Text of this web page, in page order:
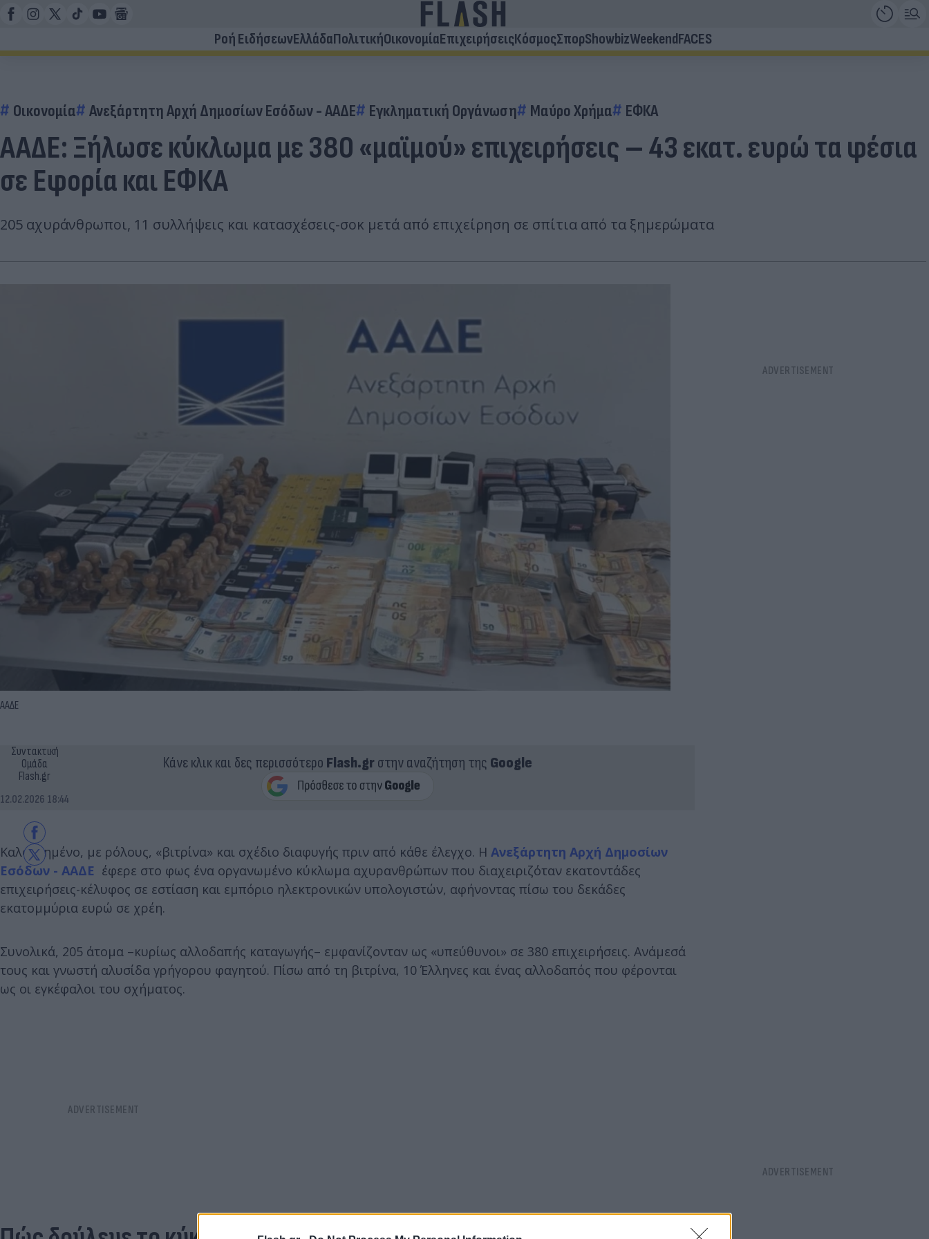
Ροή ΕιδήσεωνΕλλάδαΠολιτικήΟικονομίαΕπιχειρήσειςΚόσμοςΣπορShowbizWeekendFACES
Οικονομία Ανεξάρτητη Αρχή Δημοσίων Εσόδων - ΑΑΔΕ Εγκληματική Οργάνωση Μαύρο Χρήμα ΕΦΚΑ
ΑΑΔΕ: Ξήλωσε κύκλωμα με 380 «μαϊμού» επιχειρήσεις – 43 εκατ. ευρώ τα φέσια
σε Εφορία και ΕΦΚΑ
205 αχυράνθρωποι, 11 συλλήψεις και κατασχέσεις-σοκ μετά από επιχείρηση σε σπίτια από τα ξημερώματα
ΑΑΔΕ
Συντακτική
Ομάδα
Flash.gr
12.02.2026 18:44
Κάνε κλικ και δες περισσότερο Flash.grστην αναζήτηση της Google
Καλοστημένο, με ρόλους, «βιτρίνα» και σχέδιο διαφυγής πριν από κάθε έλεγχο. Η Ανεξάρτητη Αρχή Δημοσίων
Εσόδων - ΑΑΔΕ έφερε στο φως ένα οργανωμένο κύκλωμα αχυρανθρώπων που διαχειριζόταν εκατοντάδες
επιχειρήσεις-κέλυφος σε εστίαση και εμπόριο ηλεκτρονικών υπολογιστών, αφήνοντας πίσω του δεκάδες
εκατομμύρια ευρώ σε χρέη.
Συνολικά, 205 άτομα –κυρίως αλλοδαπής καταγωγής– εμφανίζονταν ως «υπεύθυνοι» σε 380 επιχειρήσεις. Ανάμεσά
τους και γνωστή αλυσίδα γρήγορου φαγητού. Πίσω από τη βιτρίνα, 10 Έλληνες και ένας αλλοδαπός που φέρονται
ως οι εγκέφαλοι του σχήματος.